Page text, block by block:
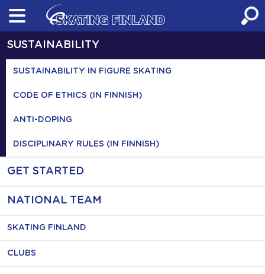
Skip
content
SUSTAINABILITY
SUSTAINABILITY IN FIGURE SKATING
CODE OF ETHICS (IN FINNISH)
ANTI-DOPING
DISCIPLINARY RULES (IN FINNISH)
GET STARTED
NATIONAL TEAM
SKATING FINLAND
CLUBS